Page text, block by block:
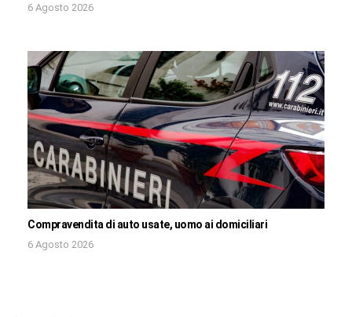
6 Agosto 2026
Compravendita di auto usate, uomo ai domiciliari
6 Agosto 2026